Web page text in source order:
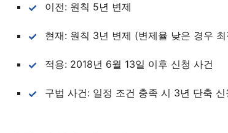
이전: 원칙 5년 변제
현재: 원칙 3년 변제 (변제율 낮은 경우
적용: 2018년 6월 13일 이후 신청 사건
구법 사건: 일정 조건 충족 시 3년 단축 신